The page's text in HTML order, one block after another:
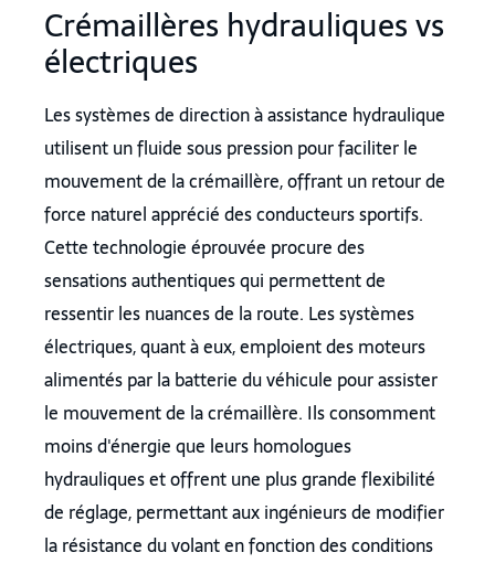
Crémaillères hydrauliques vs
électriques
Les systèmes de direction à assistance hydraulique
utilisent un fluide sous pression pour faciliter le
mouvement de la crémaillère, offrant un retour de
force naturel apprécié des conducteurs sportifs.
Cette technologie éprouvée procure des
sensations authentiques qui permettent de
ressentir les nuances de la route. Les systèmes
électriques, quant à eux, emploient des moteurs
alimentés par la batterie du véhicule pour assister
le mouvement de la crémaillère. Ils consomment
moins d'énergie que leurs homologues
hydrauliques et offrent une plus grande flexibilité
de réglage, permettant aux ingénieurs de modifier
la résistance du volant en fonction des conditions